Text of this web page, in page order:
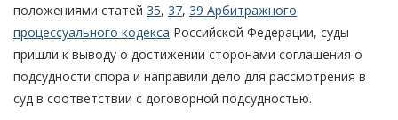
положениями статей 35, 37, 39 Арбитражного
процессуального кодекса Российской Федерации, суды
пришли к выводу о достижении сторонами соглашения о
подсудности спора и направили дело для рассмотрения в
суд в соответствии с договорной подсудностью.